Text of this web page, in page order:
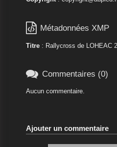
 Métadonnées XMP
Titre: Rallycross de LOHEAC
 Commentaires (0)
Aucun commentaire.
Ajouter un commentaire